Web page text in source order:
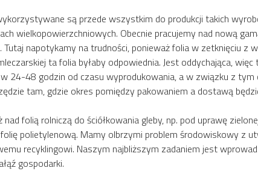
są przede wszystkim do produkcji takich
wielkopowierzchniowych. Obecnie pracujemy nad nową
Tutaj napotykamy na trudności, ponieważ folia w zetknięciu
ta folia byłaby odpowiednia. Jest oddychająca,
24-48 godzin od czasu wyprodukowania, a w związku z
tam, gdzie okres pomiędzy pakowaniem a dostawą
folią rolniczą do ściółkowania gleby, np. pod uprawę
polietylenową. Mamy olbrzymi problem środowiskowy z
recyklingowi. Naszym najbliższym zadaniem jest
gospodarki.